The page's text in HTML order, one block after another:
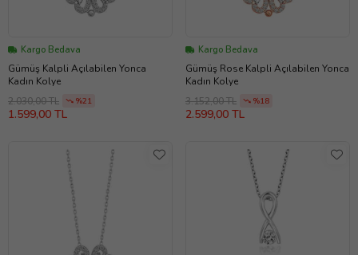
Kargo Bedava
Gümüş Kalpli Açılabilen Yonca
Kadın Kolye
2.030,00 TL
%21
1.599,00 TL
Kargo Bedava
Gümüş Rose Kalpli Açılabilen Yonca
Kadın Kolye
3.152,00 TL
%18
2.599,00 TL